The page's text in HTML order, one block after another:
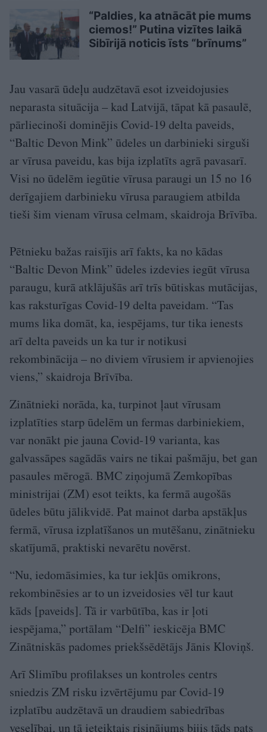
“Paldies, ka atnācāt pie mums
ciemos!” Putina vizītes laikā
Sibīrijā noticis īsts “brīnums”
Jau vasarā ūdeļu audzētavā esot izveidojusies
neparasta situācija – kad Latvijā, tāpat kā pasaulē,
pārliecinoši dominējis Covid-19 delta paveids,
“Baltic Devon Mink” ūdeles un darbinieki sirguši
ar vīrusa paveidu, kas bija izplatīts agrā pavasarī.
Visi no ūdelēm iegūtie vīrusa paraugi un 15 no 16
derīgajiem darbinieku vīrusa paraugiem atbilda
tieši šim vienam vīrusa celmam, skaidroja Brīvība.
Pētnieku bažas raisījis arī fakts, ka no kādas
“Baltic Devon Mink” ūdeles izdevies iegūt vīrusa
paraugu, kurā atklājušās arī trīs būtiskas mutācijas,
kas raksturīgas Covid-19 delta paveidam. “Tas
mums lika domāt, ka, iespējams, tur tika ienests
arī delta paveids un ka tur ir notikusi
rekombinācija – no diviem vīrusiem ir apvienojies
viens,” skaidroja Brīvība.
Zinātnieki norāda, ka, turpinot ļaut vīrusam
izplatīties starp ūdelēm un fermas darbiniekiem,
var nonākt pie jauna Covid-19 varianta, kas
galvassāpes sagādās vairs ne tikai pašmāju, bet gan
pasaules mērogā. BMC ziņojumā Zemkopības
ministrijai (ZM) esot teikts, ka fermā augošās
ūdeles būtu jālikvidē. Pat mainot darba apstākļus
fermā, vīrusa izplatīšanos un mutēšanu, zinātnieku
skatījumā, praktiski nevarētu novērst.
“Nu, iedomāsimies, ka tur iekļūs omikrons,
rekombinēsies ar to un izveidosies vēl tur kaut
kāds [paveids]. Tā ir varbūtība, kas ir ļoti
iespējama,” portālam “Delfi” ieskicēja BMC
Zinātniskās padomes priekšsēdētājs Jānis Kloviņš.
Arī Slimību profilakses un kontroles centrs
sniedzis ZM risku izvērtējumu par Covid-19
izplatību audzētavā un draudiem sabiedrības
veselībai, un tā ieteiktais risinājums bijis tāds pats